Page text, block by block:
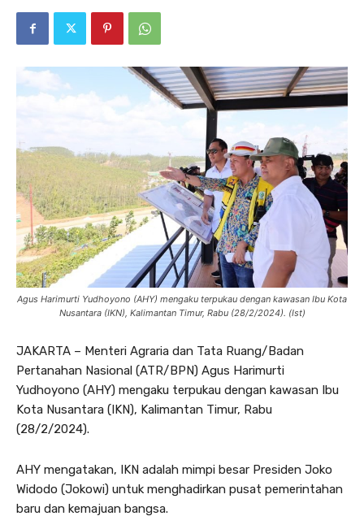
Agus Harimurti Yudhoyono (AHY) mengaku terpukau dengan kawasan Ibu Kota
Nusantara (IKN), Kalimantan Timur, Rabu (28/2/2024). (Ist)
JAKARTA – Menteri Agraria dan Tata Ruang/Badan
Pertanahan Nasional (ATR/BPN) Agus Harimurti
Yudhoyono (AHY) mengaku terpukau dengan kawasan Ibu
Kota Nusantara (IKN), Kalimantan Timur, Rabu
(28/2/2024).
AHY mengatakan, IKN adalah mimpi besar Presiden Joko
Widodo (Jokowi) untuk menghadirkan pusat pemerintahan
baru dan kemajuan bangsa.